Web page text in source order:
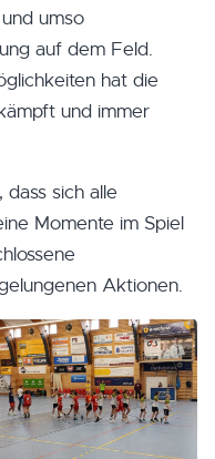
umso
auf dem Feld.
hat die
und immer
sich alle
Momente im Spiel
Aktionen.